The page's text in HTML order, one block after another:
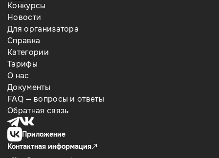
Конкурсы
Новости
Для организатора
Справка
Категории
Тарифы
О нас
Документы
FAQ — вопросы и ответы
Обратная связь
Приложение
Контактная информация